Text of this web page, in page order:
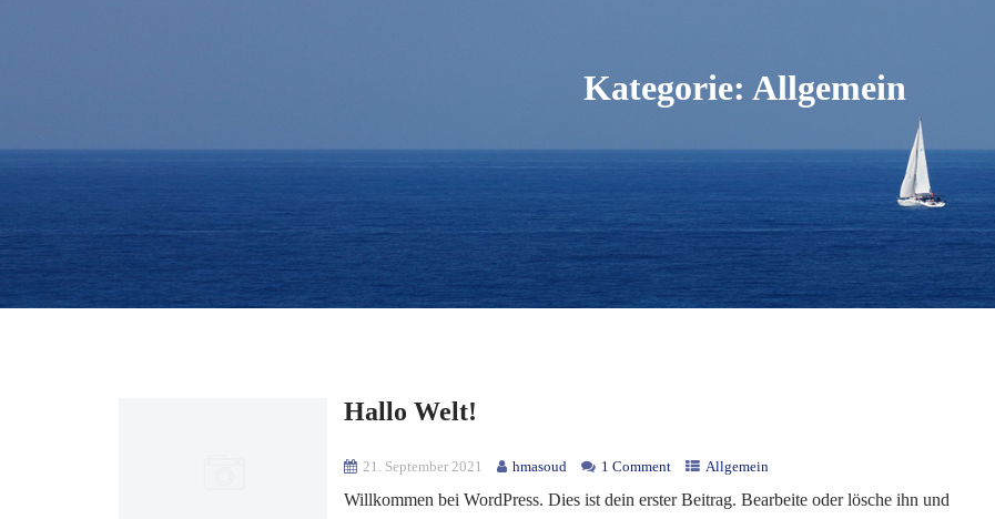
Kategorie:Allgemein
Hallo Welt!
21. September 2021 hmasoud 1 Comment Allgemein
Willkommen bei WordPress. Dies ist dein erster Beitrag. Bearbeite oder lösche ihn und